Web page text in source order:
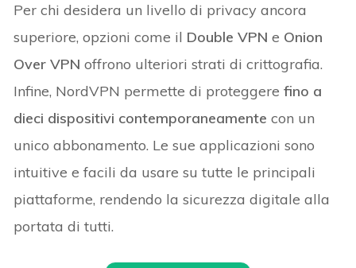
Per chi desidera un livello di privacy ancora
superiore, opzioni come il Double VPN e Onion
Over VPN offrono ulteriori strati di crittografia.
Infine, NordVPN permette di proteggerefino a
dieci dispositivi contemporaneamente con un
unico abbonamento. Le sue applicazioni sono
intuitive e facili da usare su tutte le principali
piattaforme, rendendo la sicurezza digitale alla
portata di tutti.